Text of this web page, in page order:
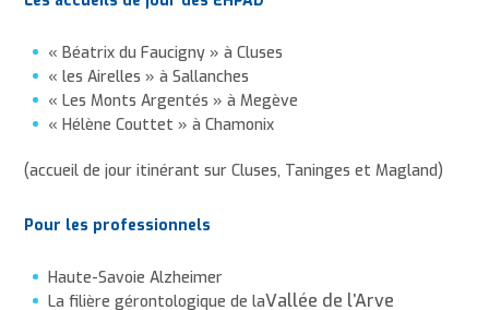
« Béatrix du Faucigny » à Cluses
« les Airelles » à Sallanches
« Les Monts Argentés » à Megève
« Hélène Couttet » à Chamonix
(accueil de jour itinérant sur Cluses, Taninges et Magland)
Pour les professionnels
Haute-Savoie Alzheimer
La filière gérontologique de laVallée de l’Arve